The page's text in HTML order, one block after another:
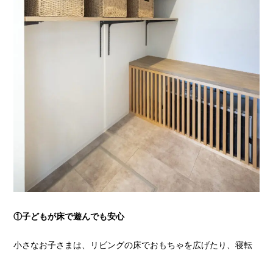
①子どもが床で遊んでも安心
小さなお子さまは、リビングの床でおもちゃを広げたり、寝転